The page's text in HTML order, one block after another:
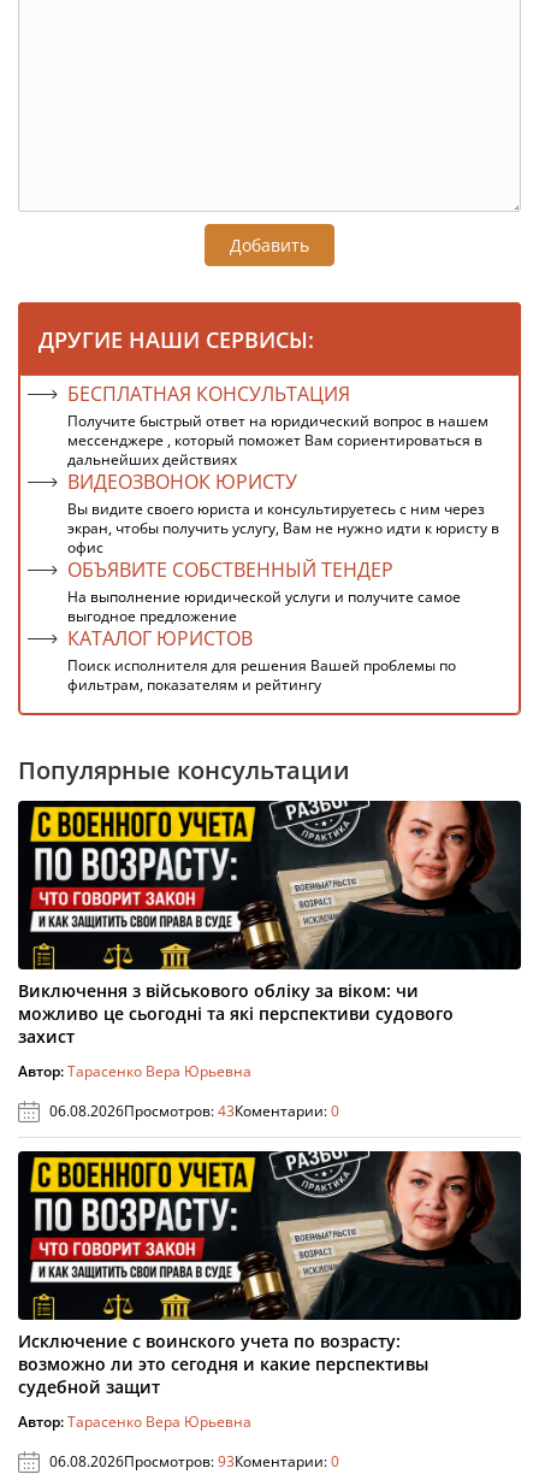
Добавить
ДРУГИЕ НАШИ СЕРВИСЫ:
БЕСПЛАТНАЯ КОНСУЛЬТАЦИЯ
Получите быстрый ответ на юридический вопрос в нашем
мессенджере , который поможет Вам сориентироваться в
дальнейших действиях
ВИДЕОЗВОНОК ЮРИСТУ
Вы видите своего юриста и консультируетесь с ним через
экран, чтобы получить услугу, Вам не нужно идти к юристу в
офис
ОБЪЯВИТЕ СОБСТВЕННЫЙ ТЕНДЕР
На выполнение юридической услуги и получите самое
выгодное предложение
КАТАЛОГ ЮРИСТОВ
Поиск исполнителя для решения Вашей проблемы по
фильтрам, показателям и рейтингу
Популярные консультации
Виключення з військового обліку за віком: чи
можливо це сьогодні та які перспективи судового
захист
Автор:Тарасенко Вера Юрьевна
06.08.2026Просмотров:43Коментарии:0
Исключение с воинского учета по возрасту:
возможно ли это сегодня и какие перспективы
судебной защит
Автор:Тарасенко Вера Юрьевна
06.08.2026Просмотров:93Коментарии:0